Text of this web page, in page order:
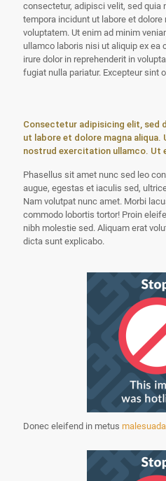
consectetur, adipisci velit, sed quia
tempora incidunt ut labore et
voluptatem. Ut enim ad minim
ullamco laboris nisi ut aliquip ex ea
irure dolor in reprehenderit in
fugiat nulla pariatur. Excepteur sint
Consectetur adipisicing elit, sed
ut labore et dolore magna aliqua.
nostrud exercitation ullamco. Ut
Phasellus sit amet nunc sed leo
augue, egestas et iaculis sed,
Nam volutpat nunc amet. Morbi
commodo lobortis tortor! Proin
nibh molestie sed. Aliquam erat
dicta sunt explicabo.
Donec eleifend in metus